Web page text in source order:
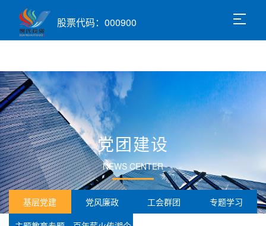
股票代码：000900
党团建设
NEWS CENTER
基层党建 党风廉政 工会群团
专题学习